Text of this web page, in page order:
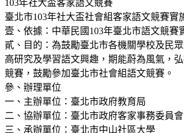
103年社大盃客家語文競賽
臺北市103年社大盃社會組客家語文競賽實
壹、依據：中華民國103年臺北市語文競賽
貳、目的：為鼓勵臺北市各機關學校及民
高研究及學習語文興趣，期能蔚為風氣，
競賽，鼓勵參加臺北市社會組語文競賽。
參、辦理單位
一、主辦單位：臺北市政府教育局
二、協辦單位：臺北市政府客家事務委員
三、承辦單位：臺北市中山社區大學